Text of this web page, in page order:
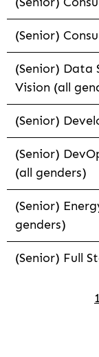
(Senior)
(Senior) Data
Vision (all
(Senior)
(Senior)
(all genders)
(Senior)
genders)
(Senior) Full